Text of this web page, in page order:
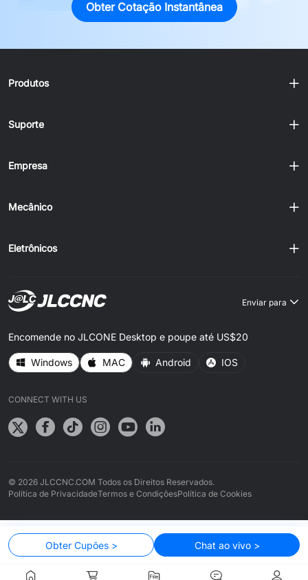
Obter Cotação Instantânea
Produtos
Suporte
Empresa
Mecânico
Eletrônicos
Enviar para
Encomende no JLCONE Desktop e poupe até US$20
Windows MAC Android IOS
CONNECT WITH US
© 2026 JLCCNC.COM Todos os Direitos Reservados.
Política de PrivacidadeTermos e CondiçõesPolítica de Cookies
Obter Cupões > Chat ao vivo >